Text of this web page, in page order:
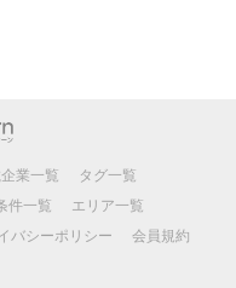
業一覧
タグ一覧
件一覧
エリア一覧
バシーポリシー
会員規約